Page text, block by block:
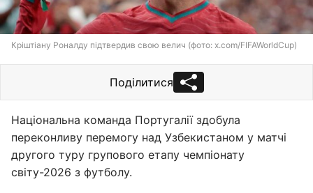
Кріштіану Роналду підтвердив свою велич (фото: x.com/FIFAWorldCup)
Поділитися
Національна команда Португалії здобула
переконливу перемогу над Узбекистаном у матчі
другого туру групового етапу чемпіонату
світу-2026 з футболу.